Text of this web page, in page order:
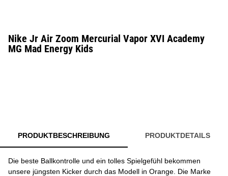
Nike Jr Air Zoom Mercurial Vapor XVI Academy
MG Mad Energy Kids
PRODUKTBESCHREIBUNG PRODUKTDETAILS
Die beste Ballkontrolle und ein tolles Spielgefühl bekommen
unsere jüngsten Kicker durch das Modell in Orange. Die Marke